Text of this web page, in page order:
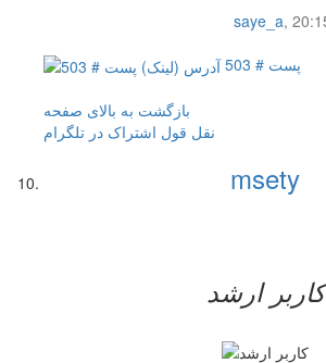
saye_a,
پست # 503
بازگشت به بالای صفحه
نقل قول اشتراک در تلگرام
msety
کاربر ارشد